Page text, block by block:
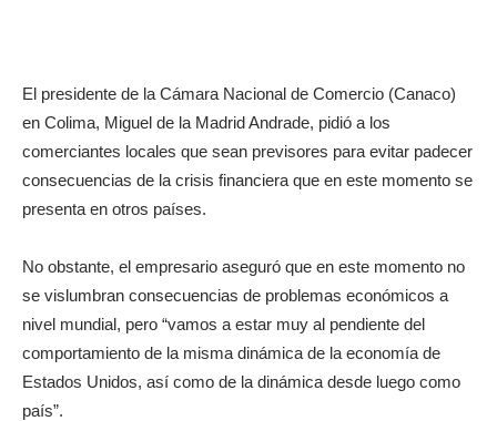
El presidente de la Cámara Nacional de Comercio (Canaco)
en Colima, Miguel de la Madrid Andrade, pidió a los
comerciantes locales que sean previsores para evitar padecer
consecuencias de la crisis financiera que en este momento se
presenta en otros países.
No obstante, el empresario aseguró que en este momento no
se vislumbran consecuencias de problemas económicos a
nivel mundial, pero “vamos a estar muy al pendiente del
comportamiento de la misma dinámica de la economía de
Estados Unidos, así como de la dinámica desde luego como
país”.